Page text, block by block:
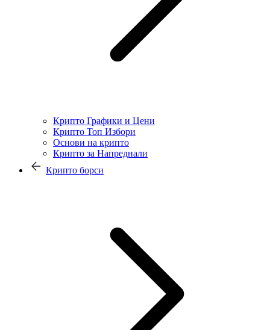
Крипто Графики и Цени
Крипто Топ Избори
Основи на крипто
Крипто за Напреднали
Крипто борси